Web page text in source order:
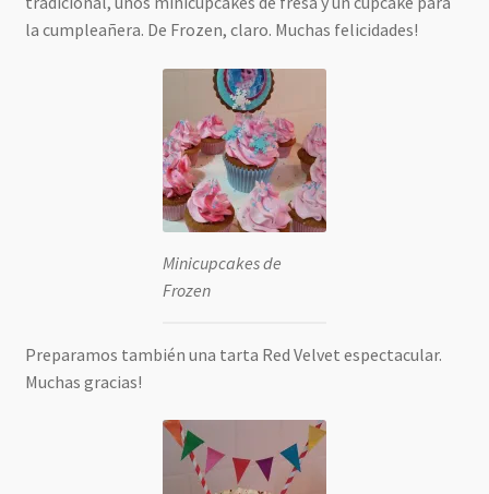
la cumpleañera. De Frozen, claro. Muchas felicidades!
Minicupcakes de
Frozen
Preparamos también una tarta Red Velvet espectacular.
Muchas gracias!